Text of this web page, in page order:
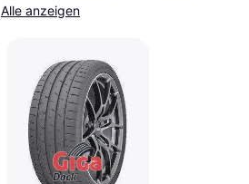
Alle anzeigen